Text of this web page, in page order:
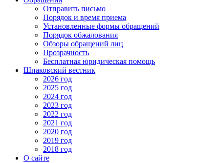
Отправить письмо
Порядок и время приема
Установленные формы обращений
Порядок обжалования
Обзоры обращений лиц
Прозрачность
Бесплатная юридическая помощь
Шпаковский вестник
2026 год
2025 год
2024 год
2023 год
2022 год
2021 год
2020 год
2019 год
2018 год
О сайте